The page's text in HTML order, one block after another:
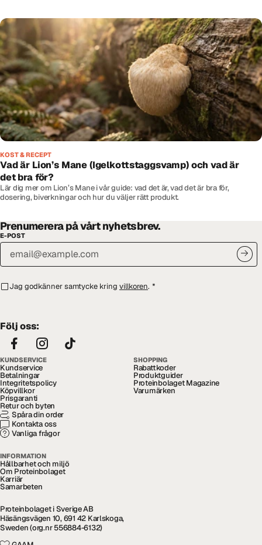
KOST & RECEPT
Vad är Lion’s Mane (Igelkottstaggsvamp) och vad är
det bra för?
Lär dig mer om Lion’s Mane i vår guide: vad det är, vad det är bra för,
dosering, biverkningar och hur du väljer rätt produkt.
Prenumerera på vårt nyhetsbrev.
E-POST
Jag godkänner samtycke kring villkoren. *
Följ oss:
KUNDSERVICE
Kundservice
Betalningar
Integritetspolicy
Köpvillkor
Prisgaranti
Retur och byten
Spåra din order
Kontakta oss
Vanliga frågor
SHOPPING
Rabattkoder
Produktguider
Proteinbolaget Magazine
Varumärken
INFORMATION
Hållbarhet och miljö
Om Proteinbolaget
Karriär
Samarbeten
Proteinbolaget i Sverige AB
Häsängsvägen 10, 691 42 Karlskoga,
Sweden (org.nr 556884-6132)